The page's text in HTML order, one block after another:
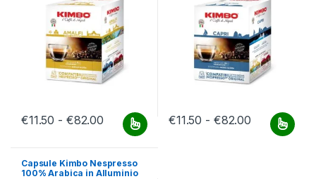
€11.50 - €82.00Fascia di prezzo: da €11.50 a €82.00
Questo prodotto ha più varianti. Le opzioni possono essere
€11.50 - €82.00Fascia di
Questo prodotto ha più
Capsule Kimbo Nespresso
100% Arabica in Alluminio